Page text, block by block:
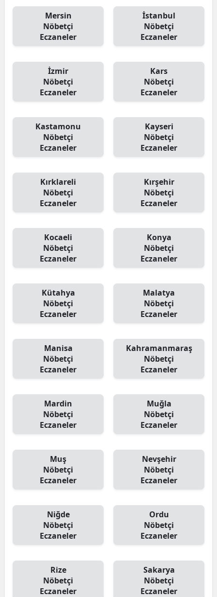
Mersin
Nöbetçi
Eczaneler
İstanbul
Nöbetçi
Eczaneler
İzmir
Nöbetçi
Eczaneler
Kars
Nöbetçi
Eczaneler
Kastamonu
Nöbetçi
Eczaneler
Kayseri
Nöbetçi
Eczaneler
Kırklareli
Nöbetçi
Eczaneler
Kırşehir
Nöbetçi
Eczaneler
Kocaeli
Nöbetçi
Eczaneler
Konya
Nöbetçi
Eczaneler
Kütahya
Nöbetçi
Eczaneler
Malatya
Nöbetçi
Eczaneler
Manisa
Nöbetçi
Eczaneler
Kahramanmaraş
Nöbetçi
Eczaneler
Mardin
Nöbetçi
Eczaneler
Muğla
Nöbetçi
Eczaneler
Muş
Nöbetçi
Eczaneler
Nevşehir
Nöbetçi
Eczaneler
Niğde
Nöbetçi
Eczaneler
Ordu
Nöbetçi
Eczaneler
Rize
Nöbetçi
Eczaneler
Sakarya
Nöbetçi
Eczaneler